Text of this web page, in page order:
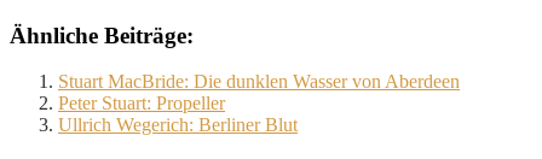
Ähnliche Beiträge:
Stuart MacBride: Die dunklen Wasser von Aberdeen
Peter Stuart: Propeller
Ullrich Wegerich: Berliner Blut